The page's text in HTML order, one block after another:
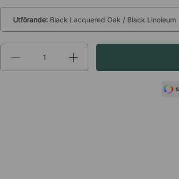
Utförande: Black Lacquered Oak / Black Linoleum